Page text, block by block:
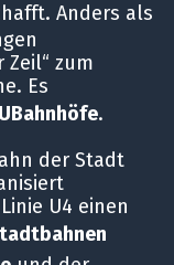
Anders als
zum
Es
.
der Stadt
U4 einen